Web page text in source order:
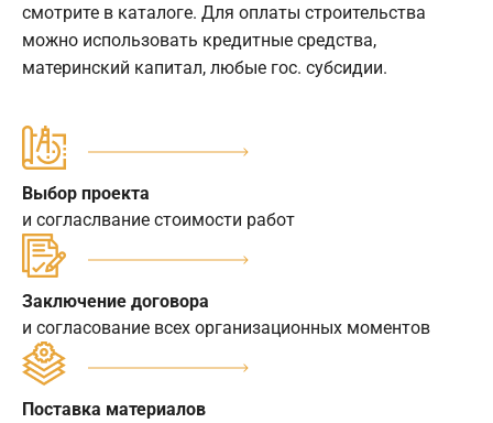
смотрите в каталоге. Для оплаты строительства
можно использовать кредитные средства,
материнский капитал, любые гос. субсидии.
Выбор проекта
и согласлвание стоимости работ
Заключение договора
и согласование всех организационных моментов
Поставка материалов